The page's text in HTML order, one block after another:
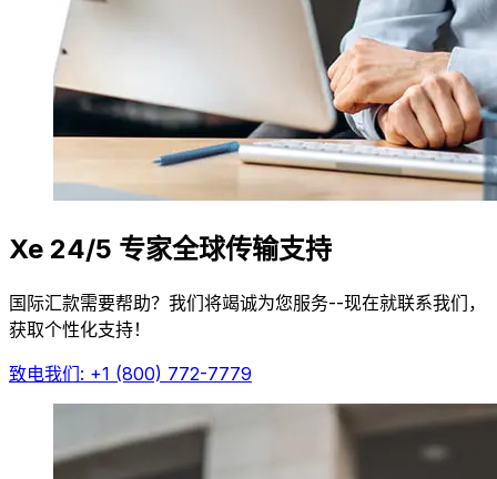
Xe 24/5 专家全球传输支持
国际汇款需要帮助？我们将竭诚为您服务--现在就联系我们，
获取个性化支持！
致电我们: +1 (800) 772-7779